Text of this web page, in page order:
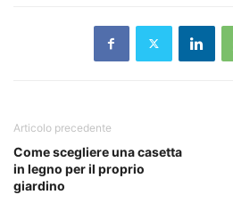
Articolo precedente
Come scegliere una casetta
in legno per il proprio
giardino